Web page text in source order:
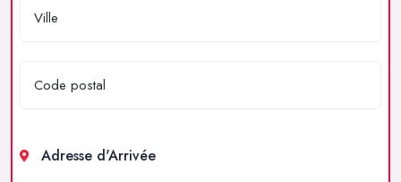
Adresse d'Arrivée